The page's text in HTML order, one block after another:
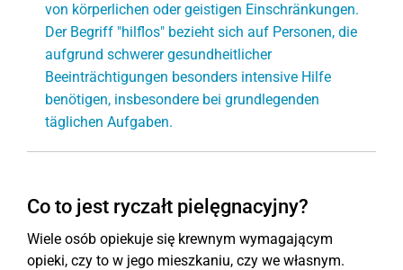
von körperlichen oder geistigen Einschränkungen.
Der Begriff "hilflos" bezieht sich auf Personen, die
aufgrund schwerer gesundheitlicher
Beeinträchtigungen besonders intensive Hilfe
benötigen, insbesondere bei grundlegenden
täglichen Aufgaben.
Co to jest ryczałt pielęgnacyjny?
Wiele osób opiekuje się krewnym wymagającym
opieki, czy to w jego mieszkaniu, czy we własnym.